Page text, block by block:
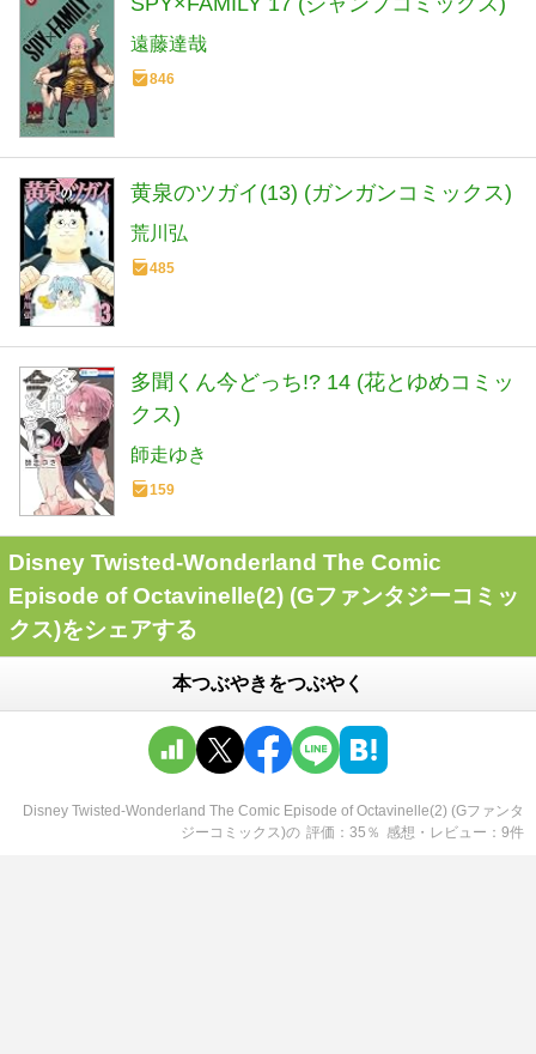
遠藤達哉
846
黄泉のツガイ(13) (ガンガンコミックス)
荒川弘
485
多聞くん今どっち!? 14 (花とゆめコミッ
クス)
師走ゆき
159
Disney Twisted-Wonderland The Comic
Episode of Octavinelle(2) (Gファンタジーコミッ
クス)をシェアする
本つぶやきをつぶやく
Disney Twisted-Wonderland The Comic Episode of Octavinelle(2) (Gファンタ
ジーコミックス)の 評価 35 ％ 感想・レビュー 9件